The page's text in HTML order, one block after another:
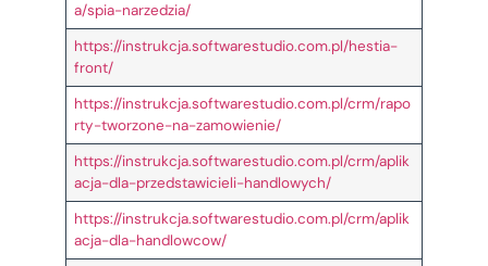
a/spia-narzedzia/
https://instrukcja.softwarestudio.com.pl/hestia-
front/
https://instrukcja.softwarestudio.com.pl/crm/rapo
rty-tworzone-na-zamowienie/
https://instrukcja.softwarestudio.com.pl/crm/aplik
acja-dla-przedstawicieli-handlowych/
https://instrukcja.softwarestudio.com.pl/crm/aplik
acja-dla-handlowcow/